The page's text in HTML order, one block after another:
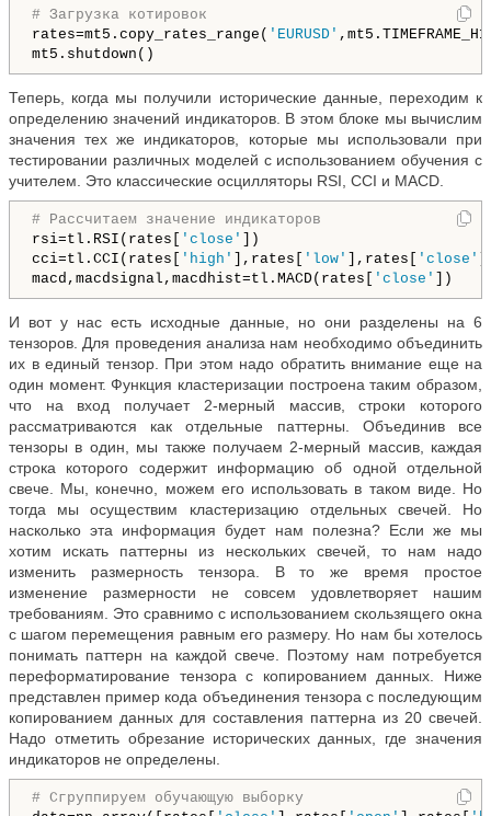
# Загрузка котировок
rates=mt5.copy_rates_range( 'EURUSD'
Теперь, когда мы получили исторические данные, переходим к
определению значений индикаторов. В этом блоке мы вычислим
значения тех же индикаторов, которые мы использовали при
тестировании различных моделей с использованием обучения с
учителем. Это классические осцилляторы RSI, CCI и MACD.
# Рассчитаем значение индикаторов
rsi=tl.RSI(rates[
'close'
])
cci=tl.CCI(rates[
'high' ],rates[ 'low' ],rates[ 'close'
macd,macdsignal,macdhist=tl.MACD(rates[
'close'
И вот у нас есть исходные данные, но они разделены на 6
тензоров. Для проведения анализа нам необходимо объединить
их в единый тензор. При этом надо обратить внимание еще на
один момент. Функция кластеризации построена таким образом,
что на вход получает 2-мерный массив, строки которого
рассматриваются как отдельные паттерны. Объединив все
тензоры в один, мы также получаем 2-мерный массив, каждая
строка которого содержит информацию об одной отдельной
свече. Мы, конечно, можем его использовать в таком виде. Но
тогда мы осуществим кластеризацию отдельных свечей. Но
насколько эта информация будет нам полезна? Если же мы
хотим искать паттерны из нескольких свечей, то нам надо
изменить размерность тензора. В то же время простое
изменение размерности не совсем удовлетворяет нашим
требованиям. Это сравнимо с использованием скользящего окна
с шагом перемещения равным его размеру. Но нам бы хотелось
понимать паттерн на каждой свече. Поэтому нам потребуется
переформатирование тензора с копированием данных. Ниже
представлен пример кода объединения тензора с последующим
копированием данных для составления паттерна из 20 свечей.
Надо отметить обрезание исторических данных, где значения
индикаторов не определены.
# Сгруппируем обучающую выборку